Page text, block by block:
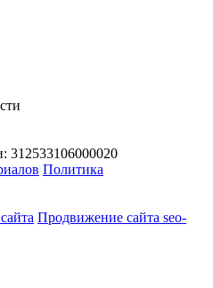
312533106000020
Политика
Продвижение сайта seo-